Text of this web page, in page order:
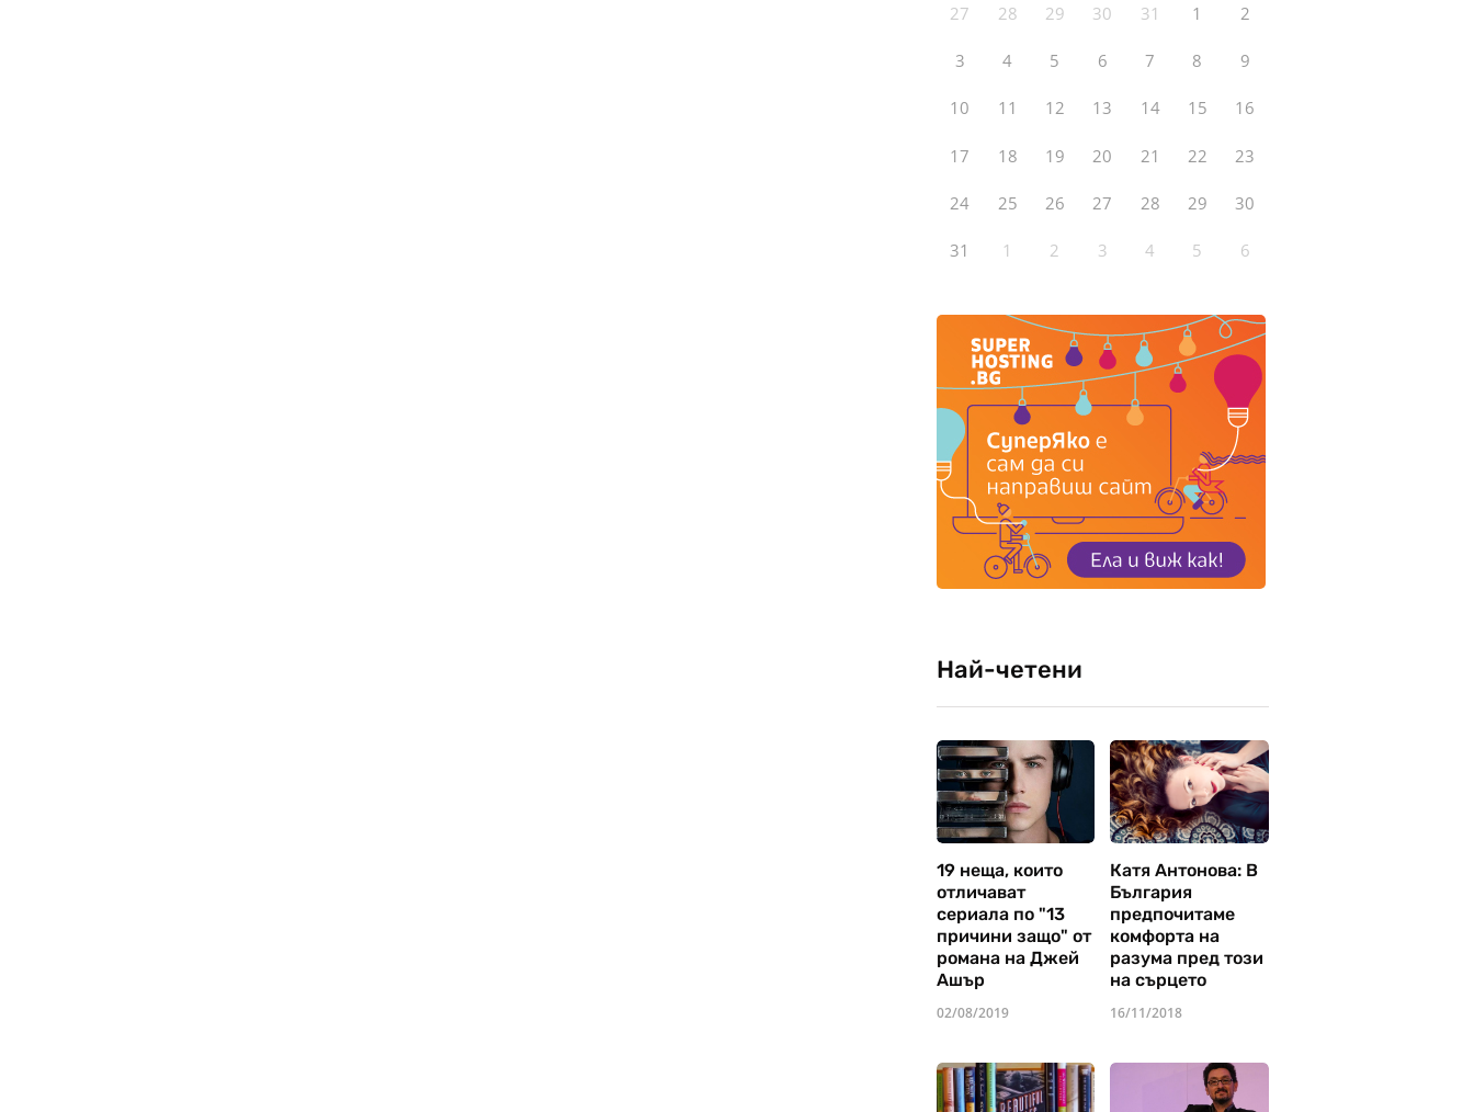
27 28 29 30 31 1 2
3 4 5 6 7 8 9
10 11 12 13 14 15 16
17 18 19 20 21 22 23
24 25 26 27 28 29 30
31 1 2 3 4 5 6
Най-четени
19 неща, които
отличават
сериала по "13
причини защо" от
романа на Джей
Ашър
02/08/2019
Катя Антонова: В
България
предпочитаме
комфорта на
разума пред този
на сърцето
16/11/2018